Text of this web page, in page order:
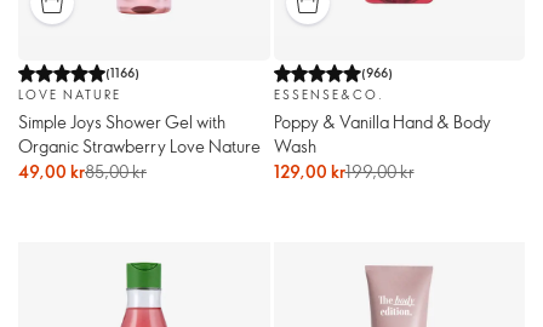
(1166)
LOVE NATURE
Simple Joys Shower Gel with
Organic Strawberry Love Nature
49,00 kr85,00 kr
(966)
ESSENSE&CO.
Poppy & Vanilla Hand & Body
Wash
129,00 kr199,00 kr